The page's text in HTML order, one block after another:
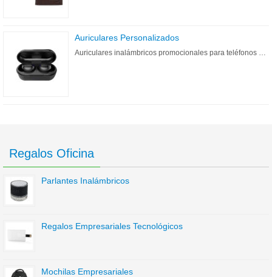
Auriculares Personalizados
Auriculares inalámbricos promocionales para teléfonos …
Regalos Oficina
Parlantes Inalámbricos
Regalos Empresariales Tecnológicos
Mochilas Empresariales